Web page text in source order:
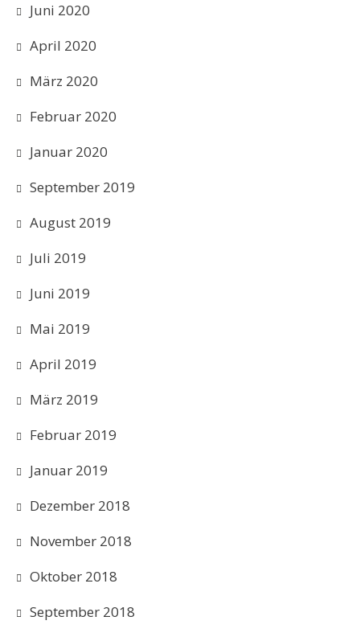
Juni 2020
April 2020
März 2020
Februar 2020
Januar 2020
September 2019
August 2019
Juli 2019
Juni 2019
Mai 2019
April 2019
März 2019
Februar 2019
Januar 2019
Dezember 2018
November 2018
Oktober 2018
September 2018